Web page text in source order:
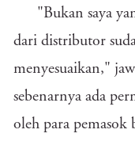
"Bukan saya
dari distributor
menyesuaikan,"
sebenarnya ada
oleh para pemasok